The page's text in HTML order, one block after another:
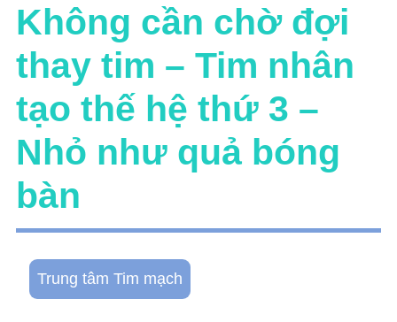
Không cần chờ đợi
thay tim – Tim nhân
tạo thế hệ thứ 3 –
Nhỏ như quả bóng
bàn
Trung tâm Tim mạch